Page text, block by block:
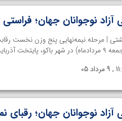
نوجوانان جهان؛
آغاز شد. به گزارش ...
05
نوجوانان جهان؛